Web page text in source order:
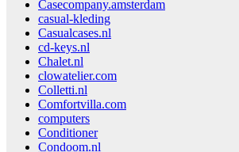
Casecompany.amsterdam
casual-kleding
Casualcases.nl
cd-keys.nl
Chalet.nl
clowatelier.com
Colletti.nl
Comfortvilla.com
computers
Conditioner
Condoom.nl